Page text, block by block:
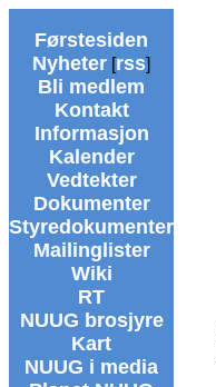
Førstesiden
Nyheter [rss]
Bli medlem
Kontakt
Informasjon
Kalender
Vedtekter
Dokumenter
Styredokumenter
Mailinglister
Wiki
RT
NUUG brosjyre
Kart
NUUG i media